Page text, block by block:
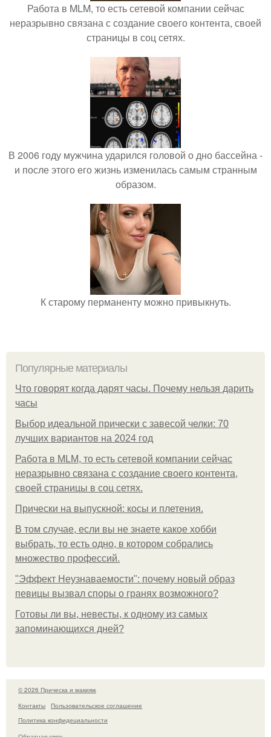
Работа в MLM, то есть сетевой компании сейчас
неразрывно связана с создание своего контента, своей
страницы в соц сетях.
В 2006 году мужчина ударился головой о дно бассейна -
и после этого его жизнь изменилась самым странным
образом.
К старому перманенту можно привыкнуть.
Популярные материалы
Что говорят когда дарят часы. Почему нельзя дарить
часы
Выбор идеальной прически с завесой челки: 70
лучших вариантов на 2024 год
Работа в MLM, то есть сетевой компании сейчас
неразрывно связана с создание своего контента,
своей страницы в соц сетях.
Прически на выпускной: косы и плетения.
В том случае, если вы не знаете какое хобби
выбрать, то есть одно, в котором собрались
множество профессий.
"Эффект Неузнаваемости": почему новый образ
певицы вызвал споры о гранях возможного?
Готовы ли вы, невесты, к одному из самых
запоминающихся дней?
© 2026 Прическа и макияж
Контакты
Пользовательское соглашение
Политика конфидециальности